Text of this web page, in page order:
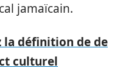
jamaïcain.
la définition de de
culturel